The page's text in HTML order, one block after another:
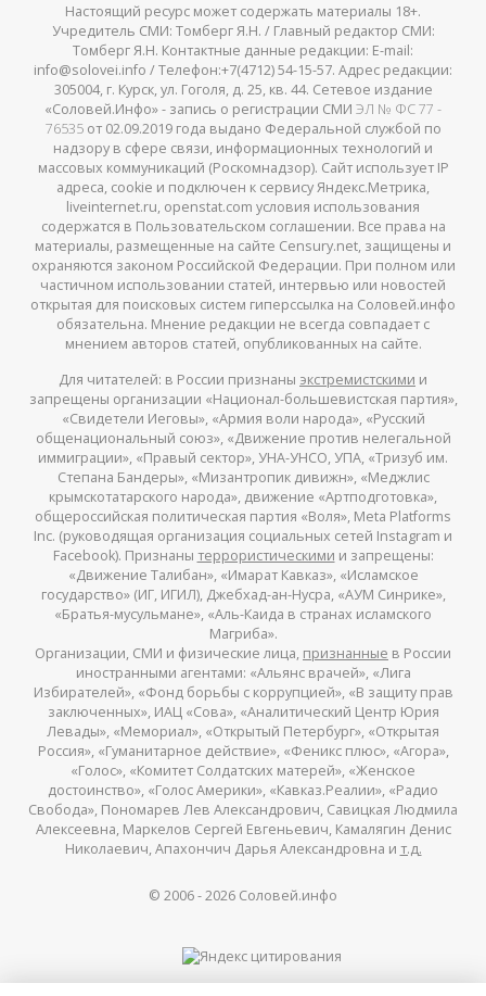
Настоящий ресурс может содержать материалы 18+.
Учредитель СМИ: Томберг Я.Н. / Главный редактор СМИ:
Томберг Я.Н. Контактные данные редакции: E-mail:
info@solovei.info / Телефон:+7(4712) 54-15-57. Адрес редакции:
305004, г. Курск, ул. Гоголя, д. 25, кв. 44. Сетевое издание
«Соловей.Инфо» - запись о регистрации СМИ ЭЛ № ФС 77 -
76535от 02.09.2019 года выдано Федеральной службой по
надзору в сфере связи, информационных технологий и
массовых коммуникаций (Роскомнадзор). Сайт использует IP
адреса, cookie и подключен к сервису Яндекс.Метрика,
liveinternet.ru, openstat.com условия использования
содержатся в Пользовательском соглашении. Все права на
материалы, размещенные на сайте Censury.net, защищены и
охраняются законом Российской Федерации. При полном или
частичном использовании статей, интервью или новостей
открытая для поисковых систем гиперссылка на Соловей.инфо
обязательна. Мнение редакции не всегда совпадает с
мнением авторов статей, опубликованных на сайте.
Для читателей: в России признаны экстремистскими и
запрещены организации «Национал-большевистская партия»,
«Свидетели Иеговы», «Армия воли народа», «Русский
общенациональный союз», «Движение против нелегальной
иммиграции», «Правый сектор», УНА-УНСО, УПА, «Тризуб им.
Степана Бандеры», «Мизантропик дивижн», «Меджлис
крымскотатарского народа», движение «Артподготовка»,
общероссийская политическая партия «Воля», Meta Platforms
Inc. (руководящая организация социальных сетей Instagram и
Facebook). Признаны террористическими и запрещены:
«Движение Талибан», «Имарат Кавказ», «Исламское
государство» (ИГ, ИГИЛ), Джебхад-ан-Нусра, «АУМ Синрике»,
«Братья-мусульмане», «Аль-Каида в странах исламского
Магриба».
Организации, СМИ и физические лица, признанные в России
иностранными агентами: «Альянс врачей», «Лига
Избирателей», «Фонд борьбы с коррупцией», «В защиту прав
заключенных», ИАЦ «Сова», «Аналитический Центр Юрия
Левады», «Мемориал», «Открытый Петербург», «Открытая
Россия», «Гуманитарное действие», «Феникс плюс», «Агора»,
«Голос», «Комитет Солдатских матерей», «Женское
достоинство», «Голос Америки», «Кавказ.Реалии», «Радио
Свобода», Пономарев Лев Александрович, Савицкая Людмила
Алексеевна, Маркелов Сергей Евгеньевич, Камалягин Денис
Николаевич, Апахончич Дарья Александровна и т.д.
© 2006 -2026 Соловей.инфо